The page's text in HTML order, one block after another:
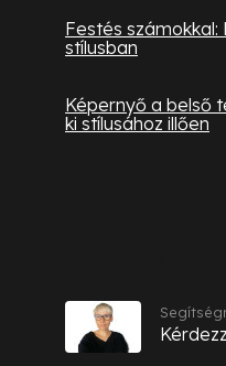
Festés
stílusban
Képernyő a belső
ki stílusához illően